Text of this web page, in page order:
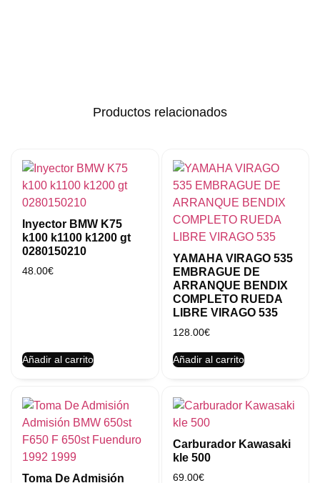
Productos relacionados
Inyector BMW K75
k100 k1100 k1200 gt
0280150210
48.00€
Añadir al carrito
YAMAHA VIRAGO 535
EMBRAGUE DE
ARRANQUE BENDIX
COMPLETO RUEDA
LIBRE VIRAGO 535
128.00€
Añadir al carrito
Toma De Admisión
Carburador Kawasaki
kle 500
69.00€